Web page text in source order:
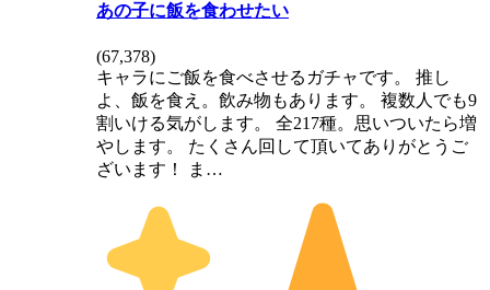
あの子に飯を食わせたい
(67,378)
キャラにご飯を食べさせるガチャです。 推し
よ、飯を食え。飲み物もあります。 複数人でも9
割いける気がします。 全217種。思いついたら増
やします。 たくさん回して頂いてありがとうご
ざいます！ ま…